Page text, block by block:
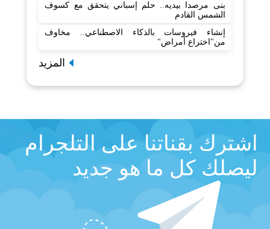
بنى مرصدا بيديه.. حلم إسباني يتحقق مع كسوف
الشمس القادم
إنشاء فيروسات بالذكاء الاصطناعي.. مخاوف
من"اختراع أمراض"
المزيد
اشترك بقناتنا على التلجرام
ليصلك كل ما هو جديد